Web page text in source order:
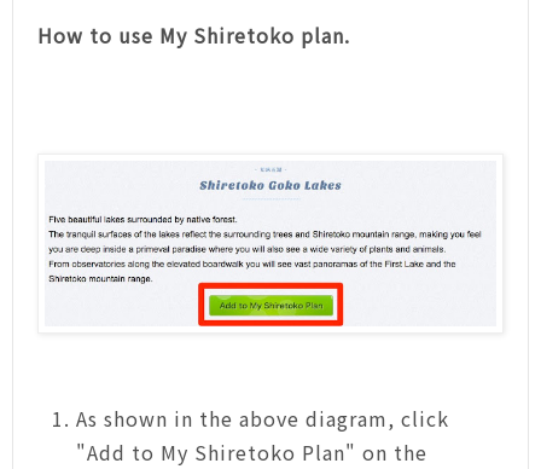
How to use My Shiretoko plan.
As shown in the above diagram, click
"Add to My Shiretoko Plan" on the